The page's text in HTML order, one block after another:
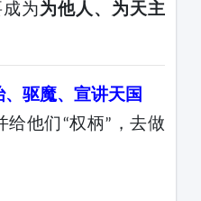
为为他人、为天主
驱魔、宣讲天国
给他们 “权柄” ，去做